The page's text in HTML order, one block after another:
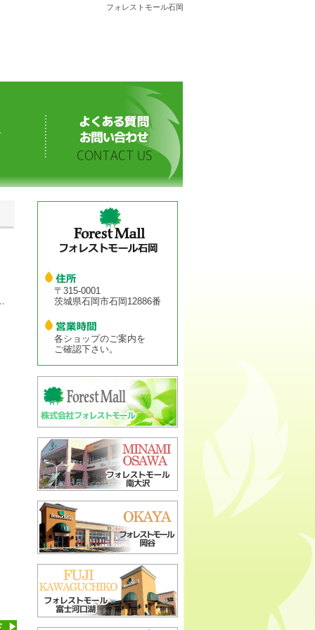
フォレストモール石岡
〒315-0001
茨城県石岡市石岡12886番
各ショップのご案内を
ご確認下さい。